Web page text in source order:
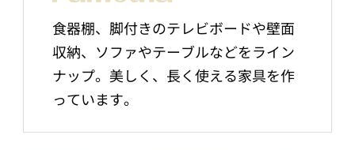
食器棚、脚付きのテレビボードや壁面
収納、ソファやテーブルなどをライン
ナップ。美しく、長く使える家具を作
っています。